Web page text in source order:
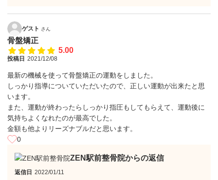
ゲスト さん
骨盤矯正
5.00
投稿日 2021/12/08
最新の機械を使って骨盤矯正の運動をしました。
しっかり指導についていただいたので、正しい運動が出来たと思
います。
また、運動が終わったらしっかり指圧もしてもらえて、運動後に
気持ちよくなれたのが最高でした。
金額も他よりリーズナブルだと思います。
0
ZEN駅前整骨院からの返信
返信日 2022/01/11